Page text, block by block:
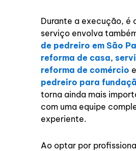
Durante a execução, é
serviço envolva
de pedreiro em São
reforma de casa,
reforma de comércio
pedreiro para
torna ainda mais
com uma equipe
experiente.
Ao optar por